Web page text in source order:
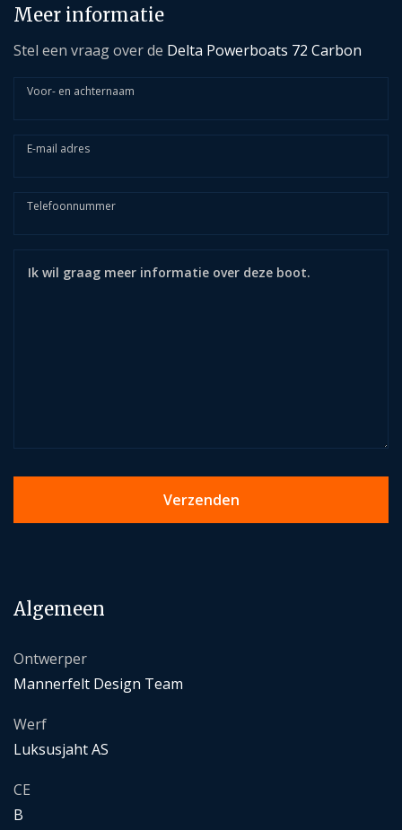
Meer informatie
Stel een vraag over de Delta Powerboats 72 Carbon
Voor- en achternaam
E-mail adres
Telefoonnummer
Algemeen
Ontwerper
Mannerfelt Design Team
Werf
Luksusjaht AS
CE
B